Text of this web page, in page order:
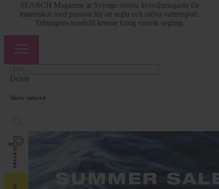
SEARCH Magazine är Sverige största livsstilsmagasin för
människor med passion för att segla och utöva vattensport.
Tidningens innehåll kretsar kring svensk segling.
Delete
Skriv sökord